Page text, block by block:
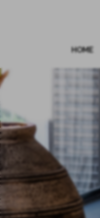
HOME